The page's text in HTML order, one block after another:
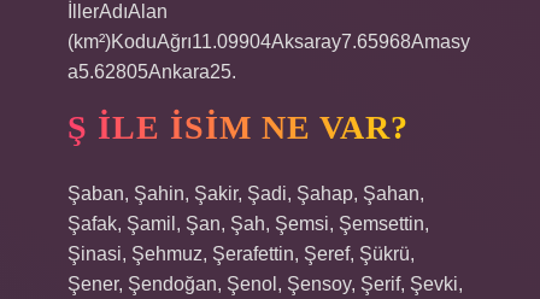
İllerAdıAlan
(km²)KoduAğrı11.09904Aksaray7.65968Amasy
a5.62805Ankara25.
Ş ILE ISIM NE VAR?
Şaban, Şahin, Şakir, Şadi, Şahap, Şahan,
Şafak, Şamil, Şan, Şah, Şemsi, Şemsettin,
Şinasi, Şehmuz, Şerafettin, Şeref, Şükrü,
Şener, Şendoğan, Şenol, Şensoy, Şerif, Şevki,